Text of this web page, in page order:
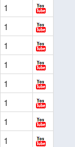
1
1
1
1
1
1
1
1